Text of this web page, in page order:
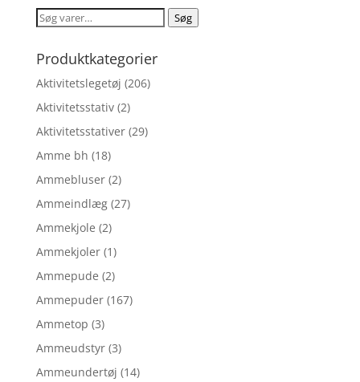
var:
kr. 375,00.
er:
kr. 321,99.
Søg
Søg
Produktkategorier
Aktivitetslegetøj (206)
Aktivitetsstativ (2)
Aktivitetsstativer (29)
Amme bh (18)
Ammebluser (2)
Ammeindlæg (27)
Ammekjole (2)
Ammekjoler (1)
Ammepude (2)
Ammepuder (167)
Ammetop (3)
Ammeudstyr (3)
Ammeundertøj (14)